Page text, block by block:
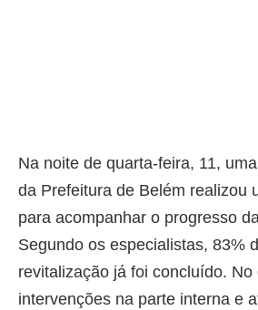
Na noite de quarta-feira, 11,
da Prefeitura de Belém realizou
para acompanhar o progresso
Segundo os especialistas, 83%
revitalização já foi concluído. No
intervenções na parte interna e